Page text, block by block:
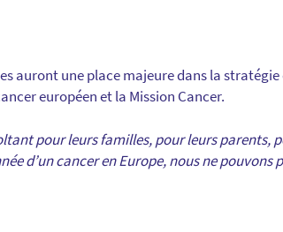
auront une place majeure dans la
européen et la Mission Cancer.
pour leurs familles, pour leurs parents,
d’un cancer en Europe, nous ne pouvons